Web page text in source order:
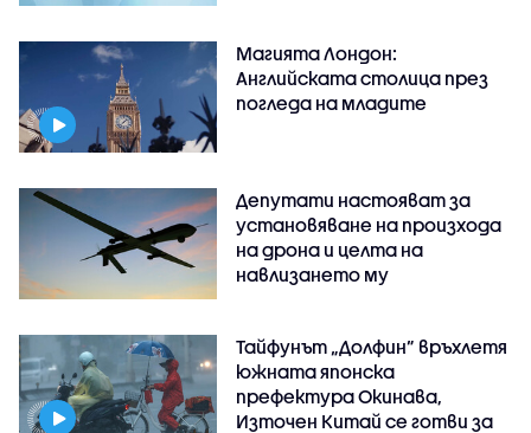
Магията Лондон:
Английската столица през
погледа на младите
Депутати настояват за
установяване на произхода
на дрона и целта на
навлизането му
Тайфунът „Долфин” връхлетя
южната японска
префектура Окинава,
Източен Китай се готви за